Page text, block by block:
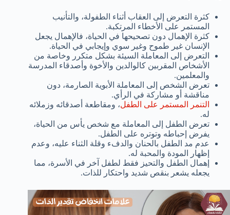
كثرة التعرض إلى العقاب أثناء الطفولة، والتأنيب
المستمر على الأخطاء المرتكبة.
كثرة الإهمال دون تصحيحها في الحياة، فالإهمال يجعل
الإنسان غير طموح وغير سوي وإيجابي في الحياة.
التعرض إلى المعاملة السيئة بشكل متكرر وخاصة من
الأشخاص المقربين كالوالدين والأخوة وأصدقاء المدرسة
والمعلمين.
تعرض الشخص إلى المعاملة الأبوية الصارمة، دون
مناقشة أو مشاركة في الرأي.
التنمر المستمر على الطفل، ومقاطعة أصدقائه وزملائه
له.
تعرض الطفل إلى المعاملة مع شخص يأس من الحياة،
يفرض إحباطه وتوتره على الطفل.
عدم مد الطفل بالحنان والدفء وقلة الثناء عليه، وعدم
إظهار المودة والمحبة له.
إهمال الطفل والتحيز فقط لطفل آخر في الأسرة، مما
يجعله يشعر بنقص شديد واحتكار للذات.